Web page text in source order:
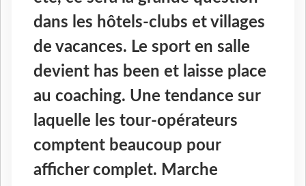
dans les hôtels-clubs et villages
de vacances. Le sport en salle
devient has been et laisse place
au coaching. Une tendance sur
laquelle les tour-opérateurs
comptent beaucoup pour
afficher complet. Marche